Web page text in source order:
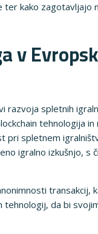
kako zagotavljajo
v
spletnih
tehnologija
spletnem
igralno izkušnjo, s
transakcij,
da bi